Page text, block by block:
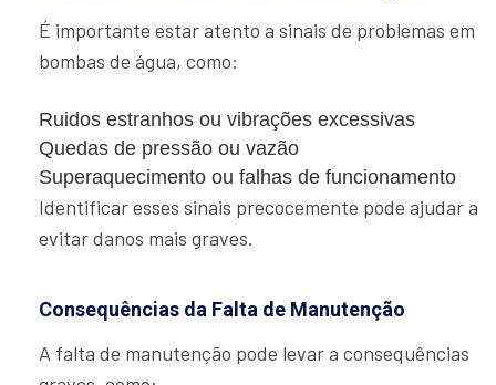
É importante estar atento a sinais de problemas em
bombas de água, como:
Ruidos estranhos ou vibrações excessivas
Quedas de pressão ou vazão
Superaquecimento ou falhas de funcionamento
Identificar esses sinais precocemente pode ajudar a
evitar danos mais graves.
Consequências da Falta de Manutenção
A falta de manutenção pode levar a consequências